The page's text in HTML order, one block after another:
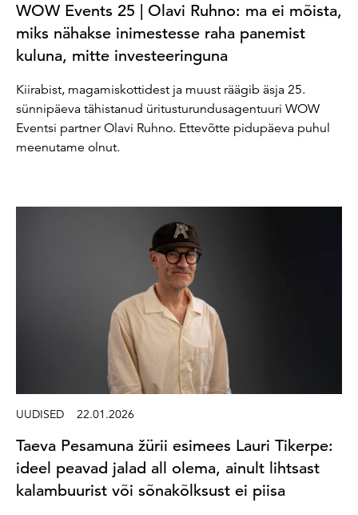
WOW Events 25 | Olavi Ruhno: ma ei mõista,
miks nähakse inimestesse raha panemist
kuluna, mitte investeeringuna
Kiirabist, magamiskottidest ja muust räägib äsja 25.
sünnipäeva tähistanud üritusturundusagentuuri WOW
Eventsi partner Olavi Ruhno. Ettevõtte pidupäeva puhul
meenutame olnut.
UUDISED 22.01.2026
Taeva Pesamuna žürii esimees Lauri Tikerpe:
ideel peavad jalad all olema, ainult lihtsast
kalambuurist või sõnakõlksust ei piisa